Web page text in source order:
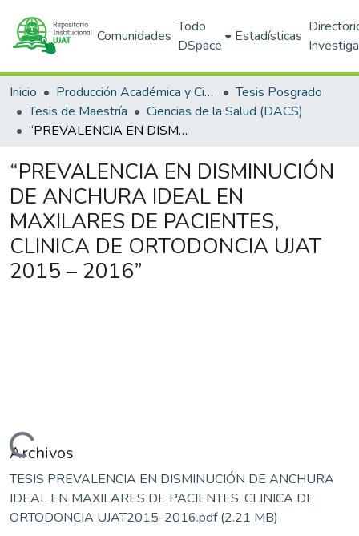
Comunidades
Todo
DSpace
Estadísticas
Inicio Producción Académica y Científica
Tesis Posgrado
Tesis de Maestría
Ciencias de la Salud (DACS)
“PREVALENCIA EN DISMINUCIÓN DE ANCHURA IDEAL EN MAXILARES DE PACIENTES, CLINICA DE ORTODONCIA UJAT 2015 – 2016”
“PREVALENCIA EN DISMINUCIÓN
DE ANCHURA IDEAL EN
MAXILARES DE PACIENTES,
CLINICA DE ORTODONCIA UJAT
2015 – 2016”
Cargando...
Archivos
TESIS PREVALENCIA EN DISMINUCIÓN DE ANCHURA
IDEAL EN MAXILARES DE PACIENTES, CLINICA DE
ORTODONCIA UJAT2015-2016.pdf(2.21 MB)